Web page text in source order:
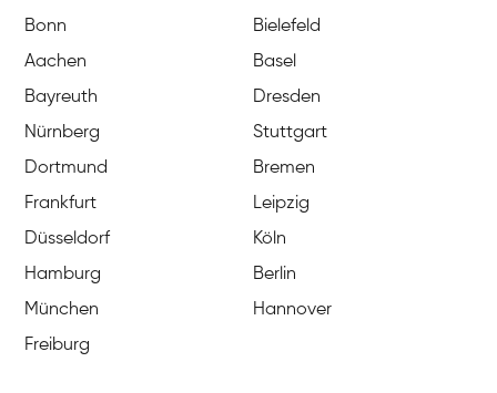
Bonn
Bielefeld
Aachen
Basel
Bayreuth
Dresden
Nürnberg
Stuttgart
Dortmund
Bremen
Frankfurt
Leipzig
Düsseldorf
Köln
Hamburg
Berlin
München
Hannover
Freiburg